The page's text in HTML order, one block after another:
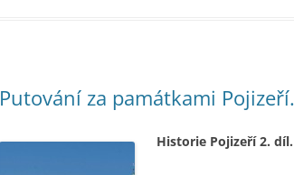
Putování za památkami
Historie Pojizeří 2. díl.